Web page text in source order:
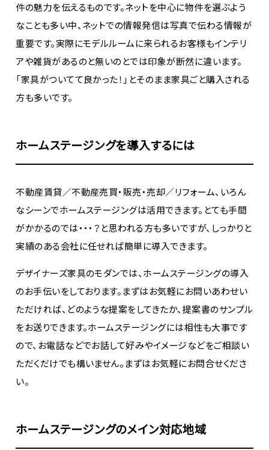
件の魅力を伝えるものです。ネットを中心に物件を選ぶよう
なことも多い中、ネットでの情報発信は写真で伝わる情報が
重要です。実際にモデルルームに来られるお客様もインテリ
アや雑貨があるのと無いのとでは印象が断然に違います。
「家具がついてて良かった！」とそのまま家具ごと購入される
方も多いです。
ホームステージングを導入するには
不動産賃貸／不動産売買・販売・売却／リフォーム、いろん
なシーンでホームステージングは活用できます。とても手間
がかかるのでは・・・？と思われる方も多いですが、しっかりと
実績のある会社に任せれば簡単に導入できます。
デザイナーズ家具のモダンでは、ホームステージングの導入
のお手伝いをしております。まずはお気軽にお問いあわせい
ただければ、どのような提案をしてきたか、提案書のサンプル
をお送りできます。ホームステージングには相性も大事です
ので、お電話などでお話して好みやイメージなどをご相談い
ただくだけでも構いません。まずはお気軽にお問合せくださ
い。
ホームステージングのメイン対応地域